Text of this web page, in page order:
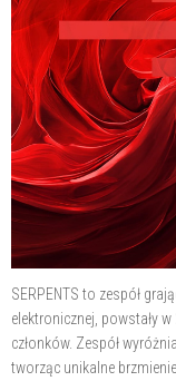
SERPENTS to zespół
elektronicznej, powstały
członków. Zespół
tworząc unikalne